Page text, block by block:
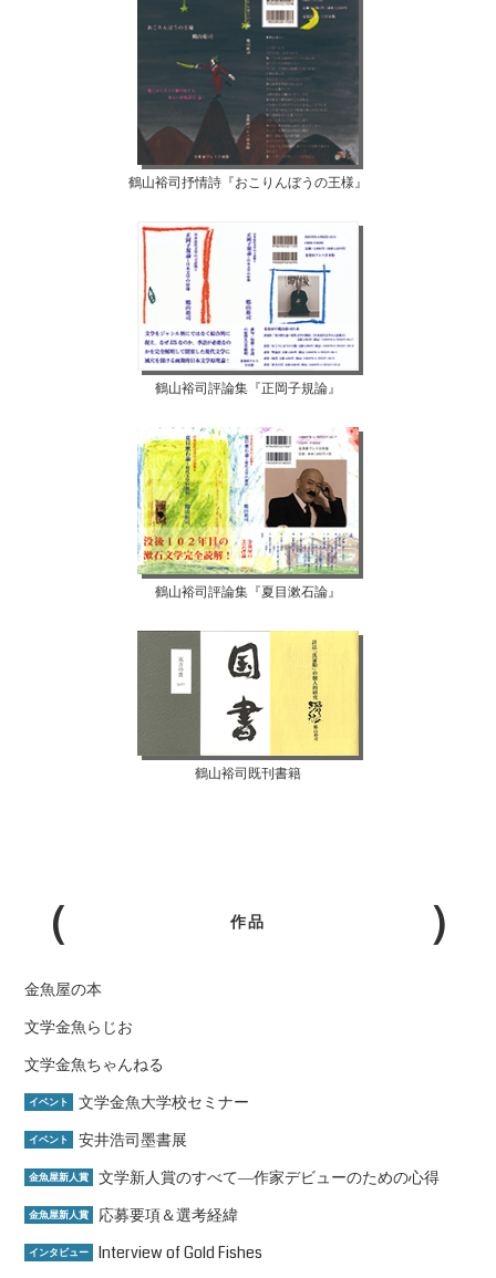
鶴山裕司抒情詩『おこりんぼうの王様』
鶴山裕司評論集『正岡子規論』
鶴山裕司評論集『夏目漱石論』
鶴山裕司既刊書籍
作品
金魚屋の本
文学金魚らじお
文学金魚ちゃんねる
イベント 文学金魚大学校セミナー
イベント 安井浩司墨書展
金魚屋新人賞 文学新人賞のすべて―作家デビューのための心得
金魚屋新人賞 応募要項＆選考経緯
インタビュー Interview of Gold Fishes